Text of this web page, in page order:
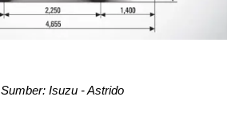
Sumber: Isuzu - Astrido